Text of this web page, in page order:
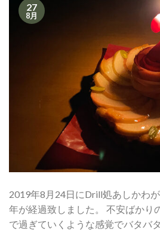
27
8月
2019年8月24日にDrill処あしかわ
年が経過致しました。 不安ばかり
で過ぎていくような感覚でバタバ